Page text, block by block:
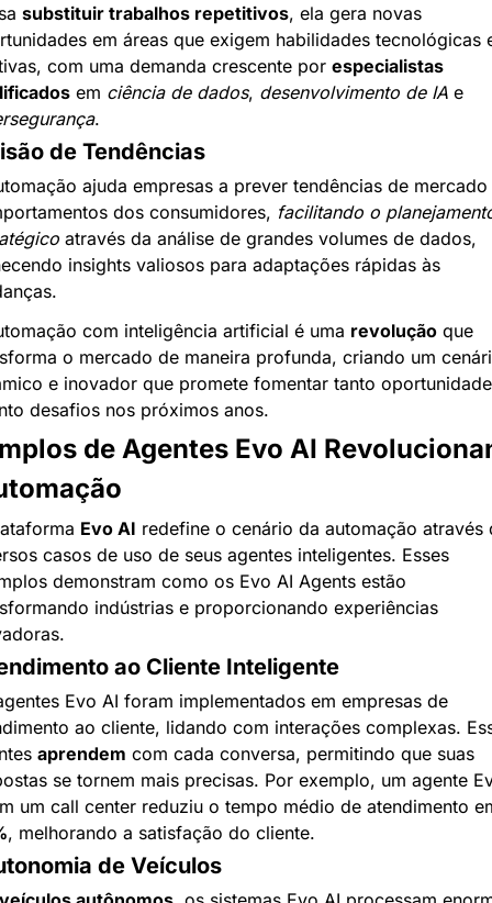
substituir trabalhos repetitivos, ela gera novas
em áreas que exigem habilidades tecnológicas
com uma demanda crescente por especialistas
em ciência de dados, desenvolvimento de IA
.
de Tendências
ajuda empresas a prever tendências de mercado
dos consumidores, facilitando o
através da análise de grandes volumes de dados,
insights valiosos para adaptações rápidas às
com inteligência artificial é uma revolução que
o mercado de maneira profunda, criando um
e inovador que promete fomentar tanto
desafios nos próximos anos.
de Agentes Evo AI
Evo AI redefine o cenário da automação através
casos de uso de seus agentes inteligentes. Esses
demonstram como os Evo AI Agents estão
indústrias e proporcionando experiências
ao Cliente Inteligente
Evo AI foram implementados em empresas de
ao cliente, lidando com interações complexas.
aprendem com cada conversa, permitindo que suas
se tornem mais precisas. Por exemplo, um agente
, melhorando a satisfação do cliente.
de Veículos